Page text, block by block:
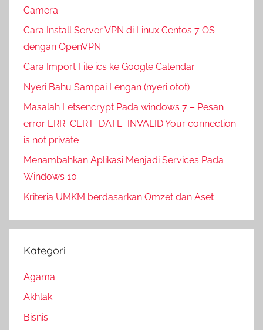
Camera
Cara Install Server VPN di Linux Centos 7 OS
dengan OpenVPN
Cara Import File ics ke Google Calendar
Nyeri Bahu Sampai Lengan (nyeri otot)
Masalah Letsencrypt Pada windows 7 – Pesan
error ERR_CERT_DATE_INVALID Your connection
is not private
Menambahkan Aplikasi Menjadi Services Pada
Windows 10
Kriteria UMKM berdasarkan Omzet dan Aset
Kategori
Agama
Akhlak
Bisnis